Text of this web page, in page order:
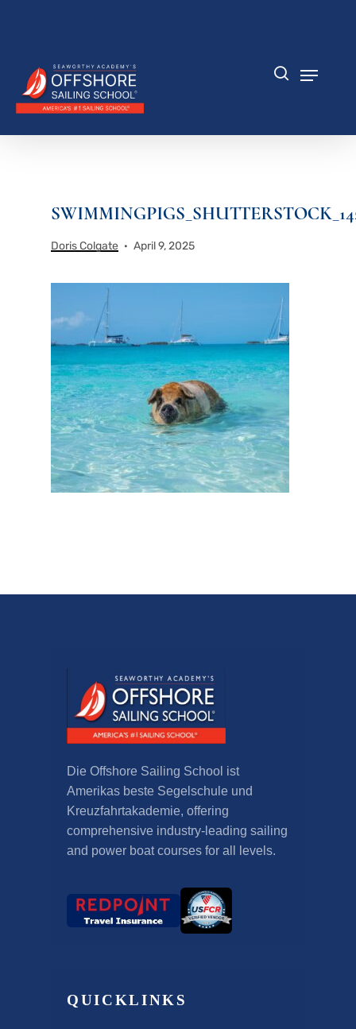
Doris Colgate April 9, 2025
Die Offshore Sailing School ist
Amerikas beste Segelschule und
Kreuzfahrtakademie, offering
comprehensive industry-leading sailing
and power boat courses for all levels.
QUICKLINKS